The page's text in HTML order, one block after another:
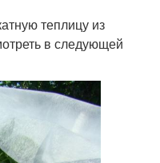
теплицу из
в следующей